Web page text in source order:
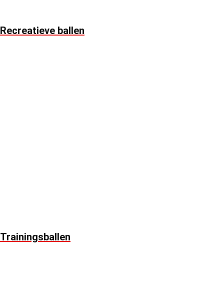
Recreatieve ballen
Trainingsballen